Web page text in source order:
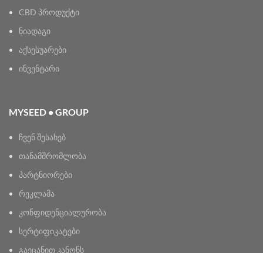
CBD პროდუქტი
ნიადაგი
აქსესუარები
ინვენტარი
MYSEED • GROUP
ჩვენ შესახებ
თანამშრომლობა
პარტნიორები
რეკლამა
კონფიდენციალურობა
სერტიფიკატები
გაეცანით კანონს